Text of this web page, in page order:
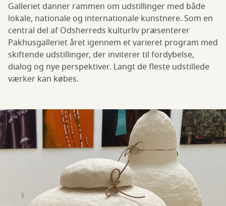
Galleriet danner rammen om udstillinger med både
lokale, nationale og internationale kunstnere. Som en
central del af Odsherreds kulturliv præsenterer
Pakhusgalleriet året igennem et varieret program med
skiftende udstillinger, der inviterer til fordybelse,
dialog og nye perspektiver. Langt de fleste udstillede
værker kan købes.